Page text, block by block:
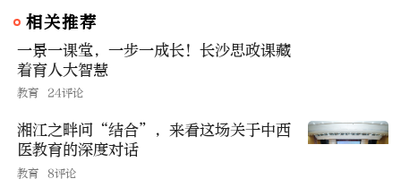
相关推荐
一景一课堂，一步一成长！长沙思政课藏
着育人大智慧
教育 24评论
湘江之畔问“结合”，来看这场关于中西
医教育的深度对话
教育 8评论